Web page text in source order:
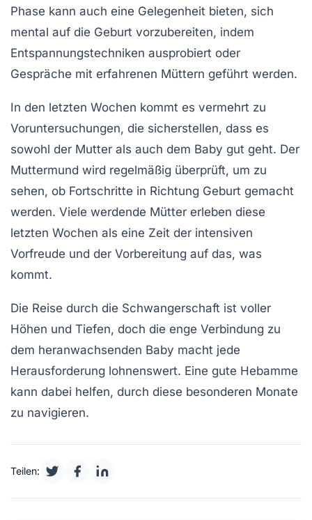
Phase kann auch eine Gelegenheit bieten, sich
mental auf die Geburt vorzubereiten, indem
Entspannungstechniken ausprobiert oder
Gespräche mit erfahrenen Müttern geführt werden.
In den letzten Wochen kommt es vermehrt zu
Voruntersuchungen, die sicherstellen, dass es
sowohl der Mutter als auch dem Baby gut geht. Der
Muttermund wird regelmäßig überprüft, um zu
sehen, ob Fortschritte in Richtung Geburt gemacht
werden. Viele werdende Mütter erleben diese
letzten Wochen als eine Zeit der intensiven
Vorfreude und der Vorbereitung auf das, was
kommt.
Die Reise durch die Schwangerschaft ist voller
Höhen und Tiefen, doch die enge Verbindung zu
dem heranwachsenden Baby macht jede
Herausforderung lohnenswert. Eine gute Hebamme
kann dabei helfen, durch diese besonderen Monate
zu navigieren.
Teilen: